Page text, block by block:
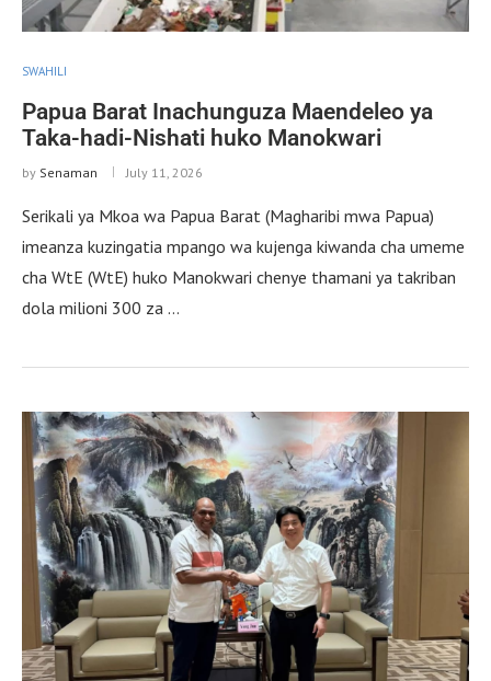
SWAHILI
Papua Barat Inachunguza Maendeleo ya
Taka-hadi-Nishati huko Manokwari
by Senaman July 11, 2026
Serikali ya Mkoa wa Papua Barat (Magharibi mwa Papua)
imeanza kuzingatia mpango wa kujenga kiwanda cha umeme
cha WtE (WtE) huko Manokwari chenye thamani ya takriban
dola milioni 300 za …